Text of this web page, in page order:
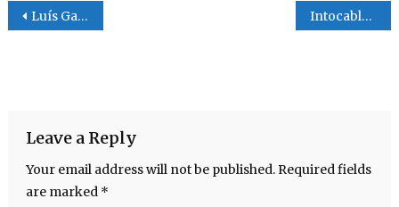
Post navigation
Luís Gallegos manager de Tecolotes a jugar su segunda final consecutiva Intocables dan la sorpresa y estan en La Final de La Segunda Fuerza de La MABL
Leave a Reply
Your email address will not be published. Required fields
are marked *